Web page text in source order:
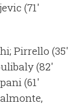
(71'
Pirrello (35'
(82'
(61'